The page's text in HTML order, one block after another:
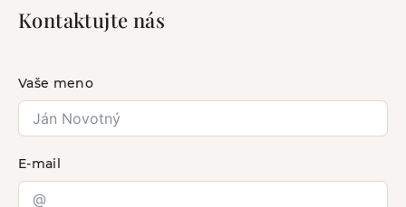
Kontaktujte nás
Vaše meno
E-mail